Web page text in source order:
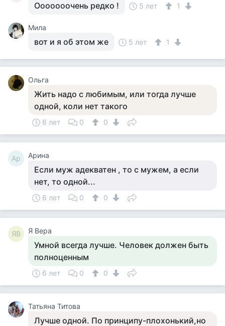
Ооооооочень редко ! 5 лет 1
Мила
вот и я об этом же 5 лет 1
Ольга
Жить надо с любимым, или тогда лучше
одной, коли нет такого
6 лет 0 0
Ар Арина
Если муж адекватен , то с мужем, а если
нет, то одной...
6 лет 0 0
ЯВ Я Вера
Умной всегда лучше. Человек должен быть
полноценным
6 лет 0 0
Татьяна Титова
Лучше одной. По принципу-плохонький,но